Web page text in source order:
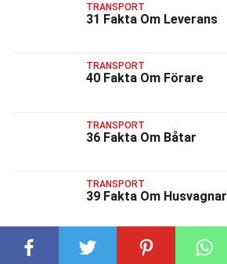
TRANSPORT
31 Fakta Om Leverans
TRANSPORT
40 Fakta Om Förare
TRANSPORT
36 Fakta Om Båtar
TRANSPORT
39 Fakta Om Husvagnar